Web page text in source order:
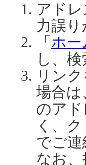
アド
力誤
「 ホー
し、
リン
場合
のア
く、
でご
なお、